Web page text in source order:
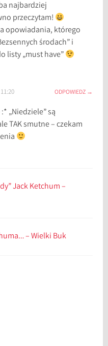
najbardziej
przeczytam!
opowiadania, którego
środach” i
listy „must have”
ODPOWIEDZ
„Niedziele” są
TAK smutne – czekam
Jack Ketchum –
– Wielki Buk